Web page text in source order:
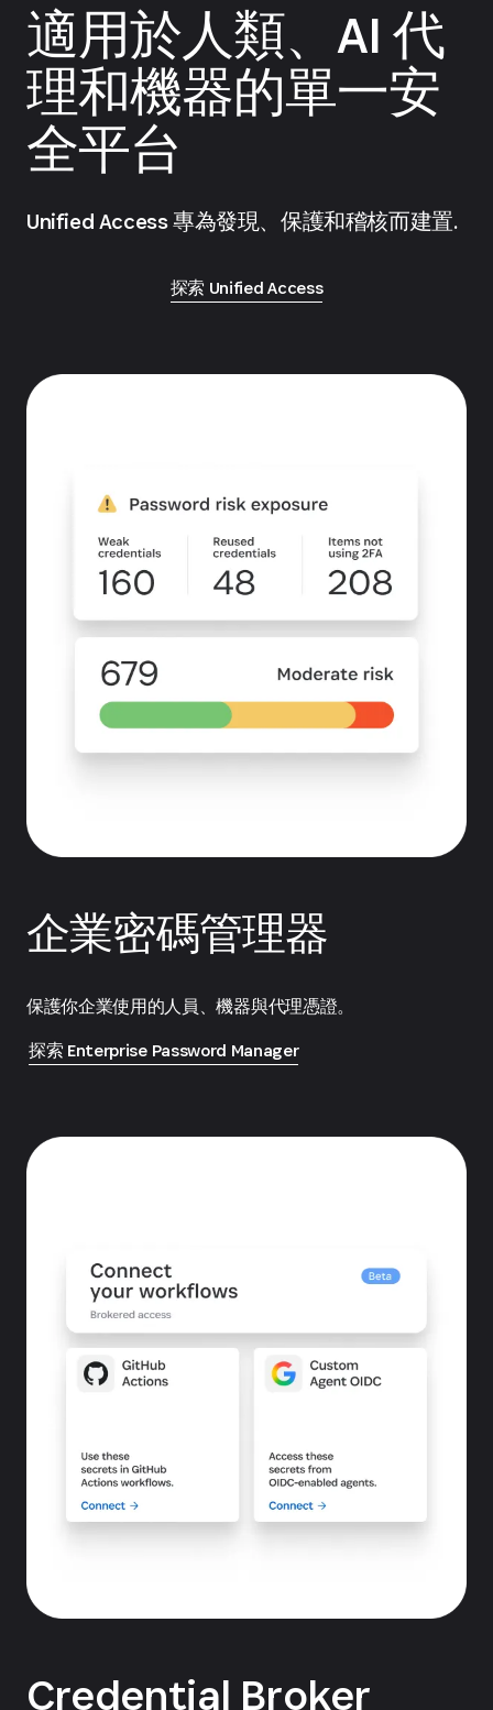
適用於人類、AI 代
理和機器的單一安
全平台
Unified Access 專為發現、保護和稽核而建置.
探索 Unified Access
企業密碼管理器
保護你企業使用的人員、機器與代理憑證。
探索 Enterprise Password Manager
Credential Broker